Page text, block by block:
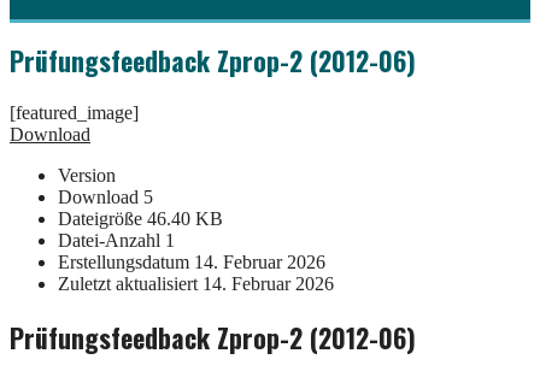
Prüfungsfeedback Zprop-2 (2012-06)
[featured_image]
Download
Version
Download 5
Dateigröße 46.40 KB
Datei-Anzahl 1
Erstellungsdatum 14. Februar 2026
Zuletzt aktualisiert 14. Februar 2026
Prüfungsfeedback Zprop-2 (2012-06)